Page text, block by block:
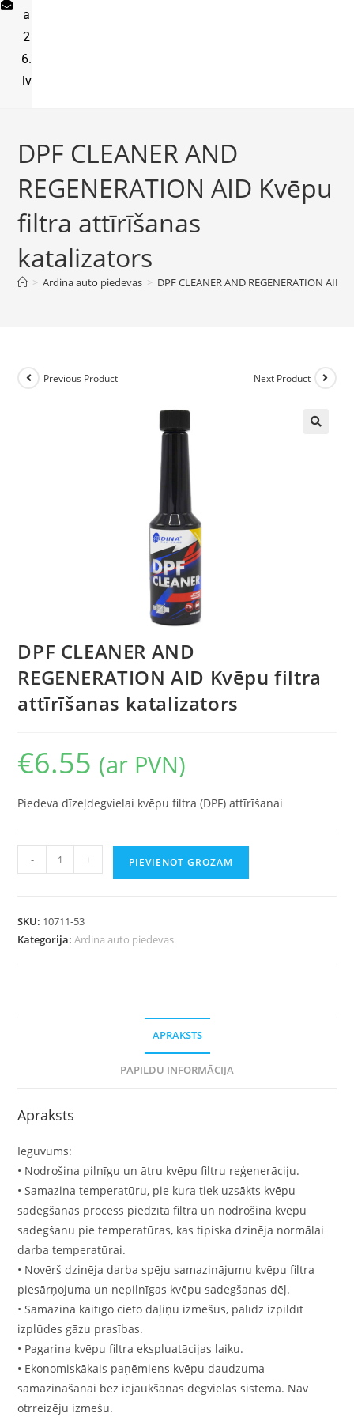
a
2
6.
lv
DPF CLEANER AND
REGENERATION AID Kvēpu
filtra attīrīšanas
katalizators
> Ardina auto piedevas > DPF CLEANER AND REGENERATION
Previous Product Next Product
DPF CLEANER AND
REGENERATION AID Kvēpu filtra
attīrīšanas katalizators
€6.55 (ar PVN)
Piedeva dīzeļdegvielai kvēpu filtra (DPF) attīrīšanai
- + PIEVIENOT GROZAM
SKU: 10711-53
Kategorija:Ardina auto piedevas
APRAKSTS
PAPILDU INFORMĀCIJA
Apraksts
Ieguvums:
• Nodrošina pilnīgu un ātru kvēpu filtru reģenerāciju.
• Samazina temperatūru, pie kura tiek uzsākts kvēpu
sadegšanas process piedzītā filtrā un nodrošina kvēpu
sadegšanu pie temperatūras, kas tipiska dzinēja normālai
darba temperatūrai.
• Novērš dzinēja darba spēju samazinājumu kvēpu filtra
piesārņojuma un nepilnīgas kvēpu sadegšanas dēļ.
• Samazina kaitīgo cieto daļiņu izmešus, palīdz izpildīt
izplūdes gāzu prasības.
• Pagarina kvēpu filtra ekspluatācijas laiku.
• Ekonomiskākais paņēmiens kvēpu daudzuma
samazināšanai bez iejaukšanās degvielas sistēmā. Nav
otrreizēju izmešu.